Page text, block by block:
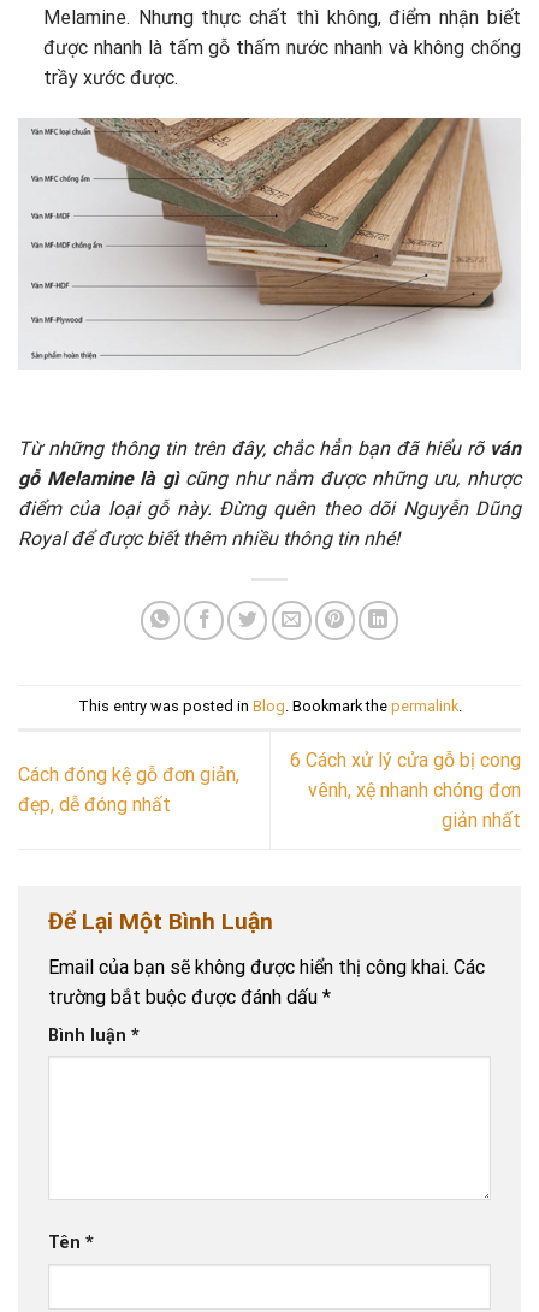
Melamine. Nhưng thực chất thì không, điểm nhận biết
được nhanh là tấm gỗ thấm nước nhanh và không chống
trầy xước được.
Từ những thông tin trên đây, chắc hẳn bạn đã hiểu rõ ván
gỗ Melamine là gìcũng như nắm được những ưu, nhược
điểm của loại gỗ này. Đừng quên theo dõi Nguyễn Dũng
Royal để được biết thêm nhiều thông tin nhé!
This entry was posted in Blog . Bookmark the permalink.
Cách đóng kệ gỗ đơn giản,
đẹp, dễ đóng nhất
6 Cách xử lý cửa gỗ bị cong
vênh, xệ nhanh chóng đơn
giản nhất
Để Lại Một Bình Luận
Email của bạn sẽ không được hiển thị công khai. Các
trường bắt buộc được đánh dấu *
Bình luận *
Tên *